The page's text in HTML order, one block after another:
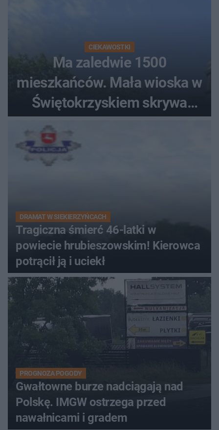
CIEKAWOSTKI
Ma zaledwie 1500
mieszkańców. Mała wioska w
Świętokrzyskiem skrywa
zabytki, bywał tu nawet król
DRAMAT W SIEKIERZYŃCACH
Tragiczna śmierć 46-latki w
powiecie hrubieszowskim! Kierowca
potrącił ją i uciekł
PROGNOZA POGODY
Gwałtowne burze nadciągają nad
Polskę. IMGW ostrzega przed
nawałnicami i gradem